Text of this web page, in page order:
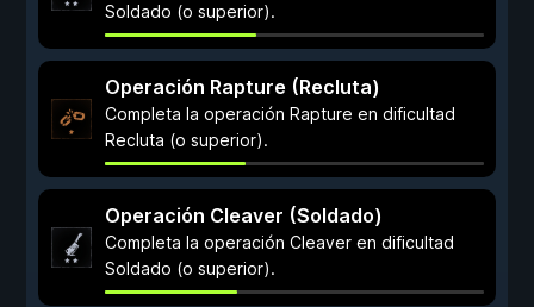
Soldado (o superior).
Operación Rapture (Recluta)
Completa la operación Rapture en dificultad
Recluta (o superior).
Operación Cleaver (Soldado)
Completa la operación Cleaver en dificultad
Soldado (o superior).